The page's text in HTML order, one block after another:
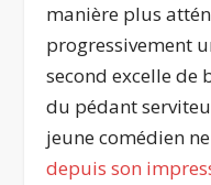
manière plus
progressivement
second excelle de
du pédant
jeune comédien
depuis son